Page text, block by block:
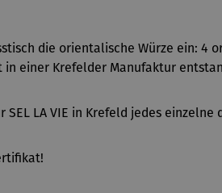
die orientalische Würze ein: 4
einer Krefelder Manufaktur
LA VIE in Krefeld jedes